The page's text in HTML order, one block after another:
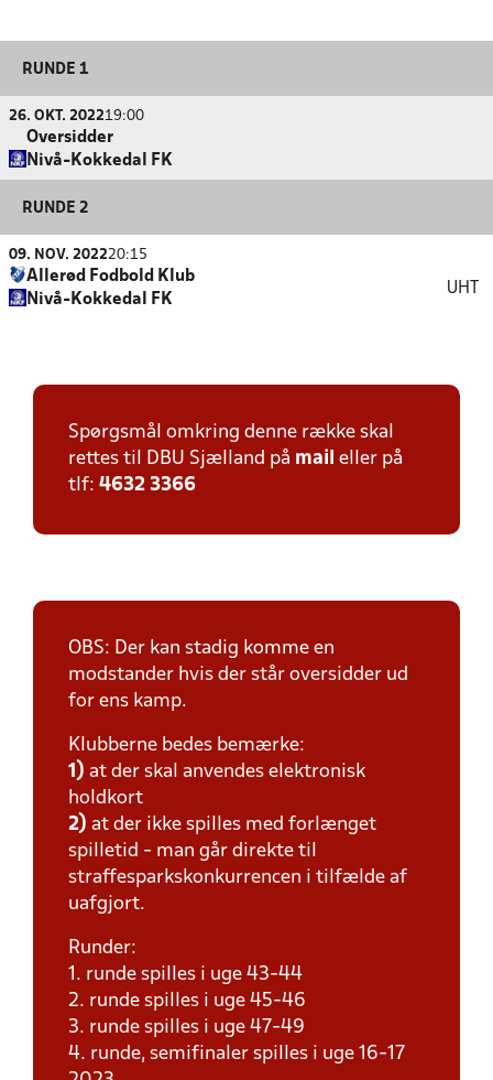
RUNDE 1
26. OKT. 202219:00
Oversidder
Nivå-Kokkedal FK
RUNDE 2
09. NOV. 202220:15
Allerød Fodbold Klub
Nivå-Kokkedal FK
UHT
Spørgsmål omkring denne række skal
rettes til DBU Sjælland på mail eller på
tlf: 4632 3366
OBS: Der kan stadig komme en
modstander hvis der står oversidder ud
for ens kamp.
Klubberne bedes bemærke:
1) at der skal anvendes elektronisk
holdkort
2) at der ikke spilles med forlænget
spilletid - man går direkte til
straffesparkskonkurrencen i tilfælde af
uafgjort.
Runder:
1. runde spilles i uge 43-44
2. runde spilles i uge 45-46
3. runde spilles i uge 47-49
4. runde, semifinaler spilles i uge 16-17